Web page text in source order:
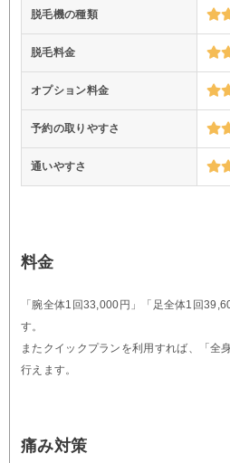
脱毛機の種類
脱毛料金
オプション料金
予約の取りやすさ
通いやすさ
料金
「腕全体1回33,000円」「足全体1回
す。
またクイックプランを利用すれば、「全
行えます。
痛み対策